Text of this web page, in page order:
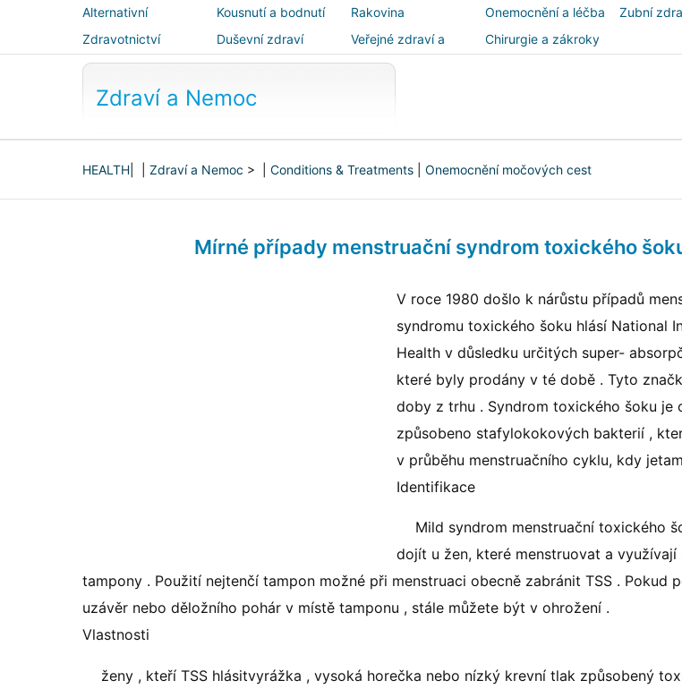
Alternativní
medicína
Kousnutí a bodnutí Rakovina Onemocnění a léčba Zubní
Zdravotnictví
Duševní zdraví
Veřejné zdraví a
bezpečnost
Chirurgie a zákroky
Zdraví a Nemoc
HEALTH Zdraví a Nemoc > | Conditions & Treatments Onemocnění močových cest
Mírné případy menstruační syndrom toxického
V roce 1980 došlo k nárůstu případů
syndromu toxického šoku hlásí National
Health v důsledku určitých super-
které byly prodány v té době . Tyto
doby z trhu . Syndrom toxického šoku je
způsobeno stafylokokových bakterií ,
v průběhu menstruačního cyklu, kdy
Identifikace
Mild syndrom menstruační toxického
dojít u žen, které menstruovat a využívají
tampony . Použití nejtenčí tampon možné při menstruaci obecně zabránit TSS . Pokud
uzávěr nebo děložního pohár v místě tamponu , stále můžete být v ohrožení .
Vlastnosti
ženy , kteří TSS hlásitvyrážka , vysoká horečka nebo nízký krevní tlak způsobený